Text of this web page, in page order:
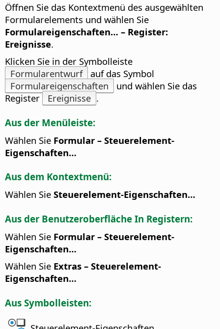
Öffnen Sie das Kontextmenü des ausgewählten
Formularelements und wählen Sie
Formulareigenschaften… – Register:
Ereignisse.
Klicken Sie in der Symbolleiste
Formularentwurf
auf das Symbol
Formulareigenschaften
und wählen Sie das
Register
Ereignisse .
Aus der Menüleiste:
Wählen Sie Formular – Steuerelement-
Eigenschaften…
Aus dem Kontextmenü:
Wählen Sie Steuerelement-Eigenschaften…
Aus der Benutzeroberfläche In Registern:
Wählen Sie Formular – Steuerelement-
Eigenschaften…
Wählen Sie Extras – Steuerelement-
Eigenschaften…
Aus Symbolleisten: